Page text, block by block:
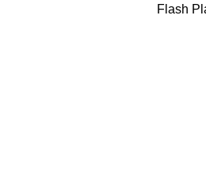
Flash